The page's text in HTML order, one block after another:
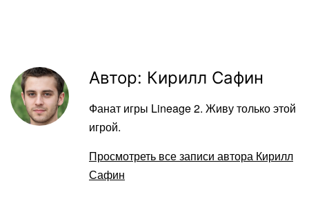
Автор: Кирилл Сафин
Фанат игры Lineage 2. Живу только этой
игрой.
Просмотреть все записи автора Кирилл
Сафин